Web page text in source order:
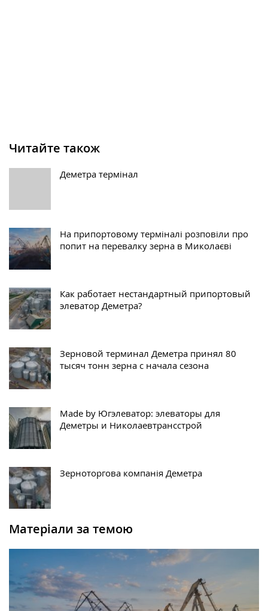
Читайте також
Деметра термінал
На припортовому терміналі розповіли про
попит на перевалку зерна в Миколаєві
Как работает нестандартный припортовый
элеватор Деметра?
Зерновой терминал Деметра принял 80
тысяч тонн зерна с начала сезона
Made by Югэлеватор: элеваторы для
Деметры и Николаевтрансстрой
Зерноторгова компанія Деметра
Матеріали за темою